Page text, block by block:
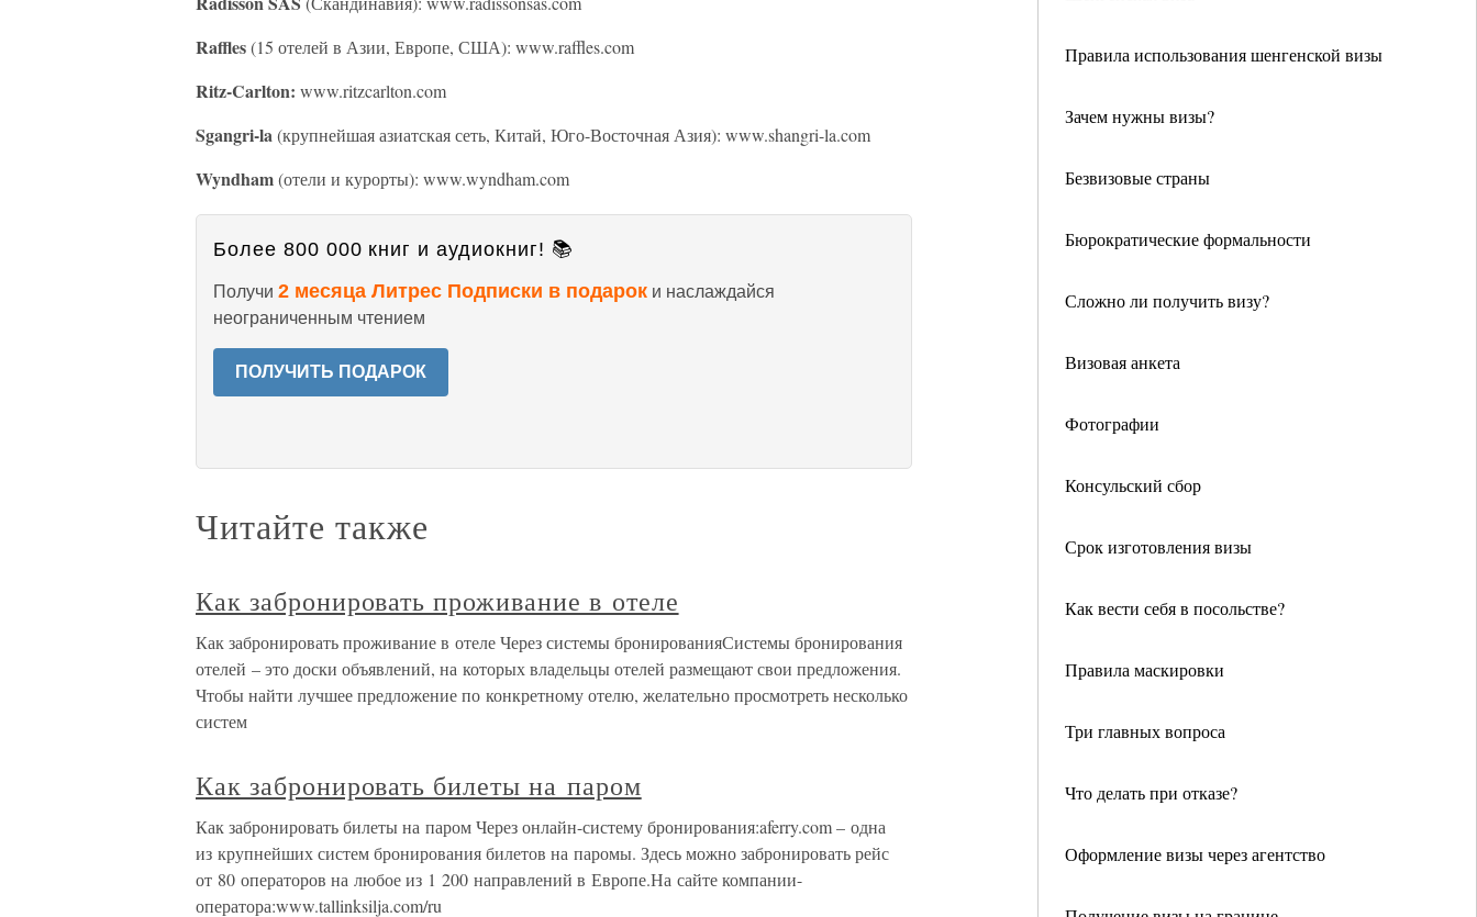
Правила использования шенгенской визы
Зачем нужны визы?
Безвизовые страны
Бюрократические формальности
Сложно ли получить визу?
Визовая анкета
Фотографии
Консульский сбор
Срок изготовления визы
Как вести себя в посольстве?
Правила маскировки
Три главных вопроса
Что делать при отказе?
Оформление визы через агентство
Raffles(15 отелей в Азии, Европе, США): www.raffles.com
Ritz-Carlton: www.ritzcarlton.com
Sgangri-la(крупнейшая азиатская сеть, Китай, Юго-Восточная Азия): www.shangri-la.com
Wyndham(отели и курорты): www.wyndham.com
Более 800 000 книг и аудиокниг! 📚
Получи 2 месяца Литрес Подписки в подарок и наслаждайся
неограниченным чтением
ПОЛУЧИТЬ ПОДАРОК
Читайте также
Как забронировать проживание в отеле
Как забронировать проживание в отеле Через системы бронированияСистемы бронирования
отелей – это доски объявлений, на которых владельцы отелей размещают свои предложения.
Чтобы найти лучшее предложение по конкретному отелю, желательно просмотреть несколько
систем
Как забронировать билеты на паром
Как забронировать билеты на паром Через онлайн-систему бронирования:aferry.com – одна
из крупнейших систем бронирования билетов на паромы. Здесь можно забронировать рейс
от 80 операторов на любое из 1 200 направлений в Европе.На сайте компании-
оператора:www.tallinksilja.com/ru